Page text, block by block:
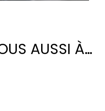
AUSSI À…